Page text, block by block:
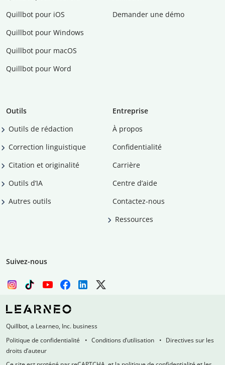
Quillbot pour iOS
Quillbot pour Windows
Quillbot pour macOS
Quillbot pour Word
Demander une démo
Outils
Outils de rédaction
Correction linguistique
Citation et originalité
Outils d’IA
Autres outils
Entreprise
À propos
Confidentialité
Carrière
Centre d’aide
Contactez-nous
Ressources
Suivez-nous
Quillbot, a Learneo, Inc. business
Politique de confidentialité
Conditions d’utilisation
Directives sur les
droits d’auteur